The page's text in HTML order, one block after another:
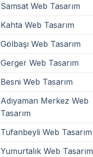
Samsat Web Tasarım
Kahta Web Tasarım
Gölbaşı Web Tasarım
Gerger Web Tasarım
Besni Web Tasarım
Adıyaman Merkez Web
Tasarım
Tufanbeyli Web Tasarım
Yumurtalık Web Tasarım